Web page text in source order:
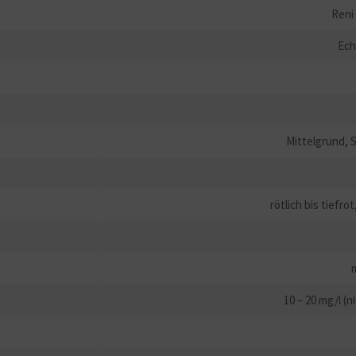
Mittelgrund,
rötlich bis
10 – 20 mg/l